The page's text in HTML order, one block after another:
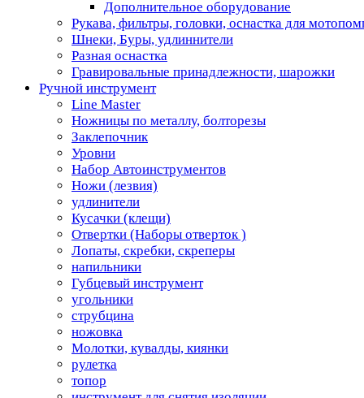
Дополнительное оборудование
Рукава, фильтры, головки, оснастка для
Шнеки, Буры, удлиннители
Разная оснастка
Гравировальные принадлежности, шарожки
Ручной инструмент
Line Master
Ножницы по металлу, болторезы
Заклепочник
Уровни
Набор Автоинструментов
Ножи (лезвия)
удлинители
Кусачки (клещи)
Отвертки (Наборы отверток )
Лопаты, скребки, скреперы
напильники
Губцевый инструмент
угольники
струбцина
ножовка
Молотки, кувалды, киянки
рулетка
топор